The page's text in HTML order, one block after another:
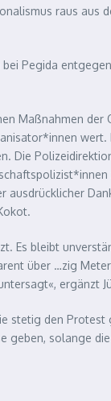
raus aus
Pegida
Maßnahmen der
Die
ausdrücklicher
Es bleibt
über …zig
ergänzt
stetig den
geben, solange